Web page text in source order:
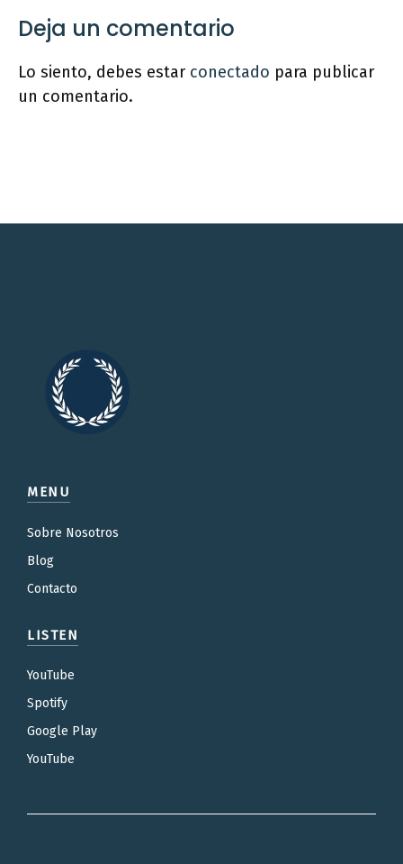
Deja un comentario
Lo siento, debes estar conectado para publicar
un comentario.
MENU
Sobre Nosotros
Blog
Contacto
LISTEN
YouTube
Spotify
Google Play
YouTube